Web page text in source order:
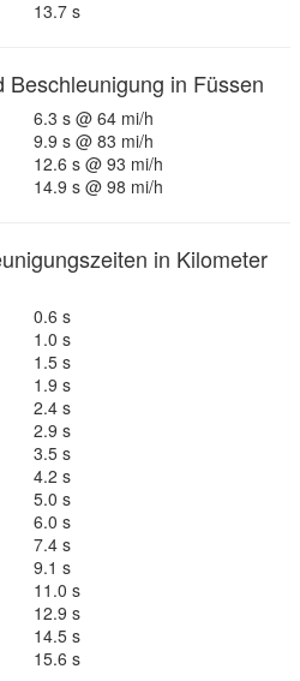
13.7 s
in Füssen
6.3 s @ 64 mi/h
9.9 s @ 83 mi/h
12.6 s @ 93 mi/h
14.9 s @ 98 mi/h
in Kilometer
0.6 s
1.0 s
1.5 s
1.9 s
2.4 s
2.9 s
3.5 s
4.2 s
5.0 s
6.0 s
7.4 s
9.1 s
11.0 s
12.9 s
14.5 s
15.6 s